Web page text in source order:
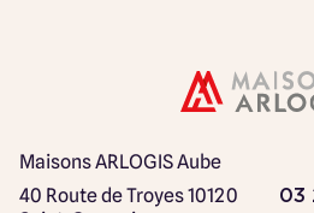
Maisons ARLOGIS Aube
40 Route de Troyes10120
03